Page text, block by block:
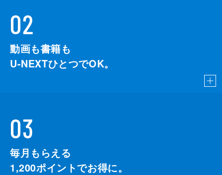
02
動画も書籍も
U-NEXTひとつでOK。
03
毎月もらえる
1,200ポイントでお得に。